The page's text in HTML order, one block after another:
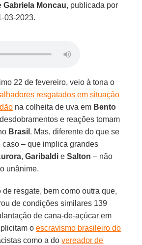
Gabriela Moncau, publicada por
03-2023.
22 de fevereiro, veio à tona o
resgatados em situação
na colheita de uva em Bento
e reações tomam
Brasil . Mas, diferente do que se
caso – que implica grandes
,Garibaldi eSalton – não
unânime.
resgate, bem como outra que,
de condições similares 139
de cana-de-açúcar em
oescravismo brasileiro do
como a dovereador de